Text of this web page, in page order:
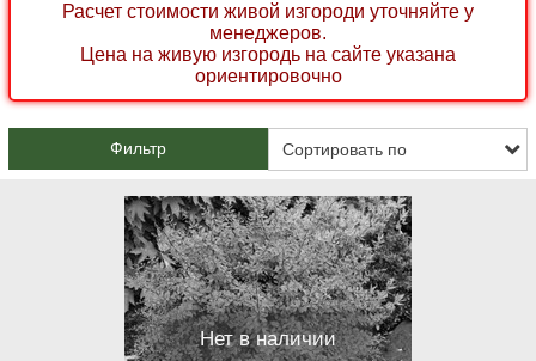
Расчет стоимости живой изгороди уточняйте у
менеджеров.
Цена на живую изгородь на сайте указана
ориентировочно
Фильтр
Нет в наличии